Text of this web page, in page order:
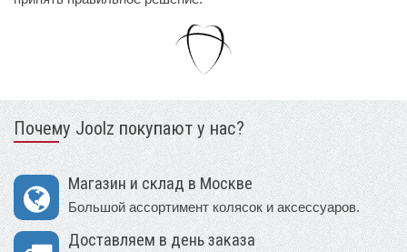
Почему Joolz покупают у нас?
Магазин и склад в Москве
Большой ассортимент колясок и аксессуаров.
Доставляем в день заказа